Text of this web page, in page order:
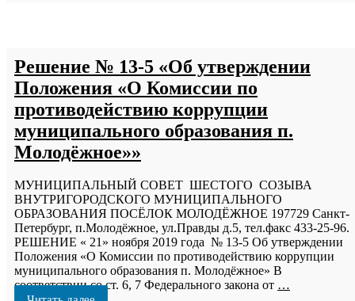
Решение № 13-5 «Об утверждении
Положения «О Комиссии по
противодействию коррупции
муниципального образования п.
Молодёжное»»
МУНИЦИПАЛЬНЫЙ СОВЕТ ШЕСТОГО СОЗЫВА
ВНУТРИГОРОДСКОГО МУНИЦИПАЛЬНОГО
ОБРАЗОВАНИЯ ПОСЁЛОК МОЛОДЁЖНОЕ 197729 Санкт-
Петербург, п.Молодёжное, ул.Правды д.5, тел.факс 433-25-96.
РЕШЕНИЕ « 21» ноября 2019 года № 13-5 Об утверждении
Положения «О Комиссии по противодействию коррупции
муниципального образования п. Молодёжное» В
соответствии со ст. 6, 7 Федерального закона от …